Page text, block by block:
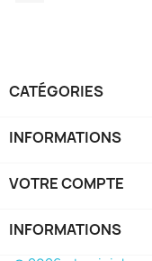
CATÉGORIES
INFORMATIONS
VOTRE COMPTE
INFORMATIONS